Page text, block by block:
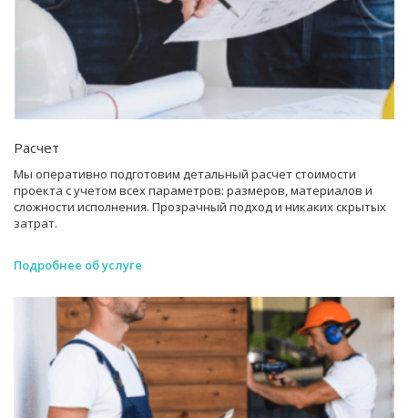
Расчет
Мы оперативно подготовим детальный расчет стоимости
проекта с учетом всех параметров: размеров, материалов и
сложности исполнения. Прозрачный подход и никаких скрытых
затрат.
Подробнее об услуге